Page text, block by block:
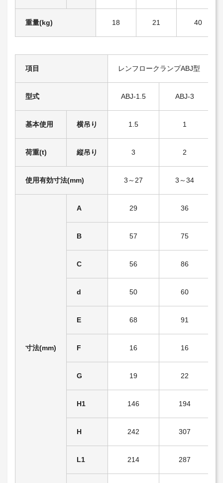
重量(kg) 18 21 40
項目 レンフロークランプABJ型
型式 ABJ-1.5 ABJ-3
基本使用 横吊り 1.5 1
荷重(t) 縦吊り 3 2
使用有効寸法(mm) 3～27 3～34
寸法(mm)
A 29 36
B 57 75
C 56 86
d 50 60
E 68 91
F 16 16
G 19 22
H1 146 194
H 242 307
L1 214 287